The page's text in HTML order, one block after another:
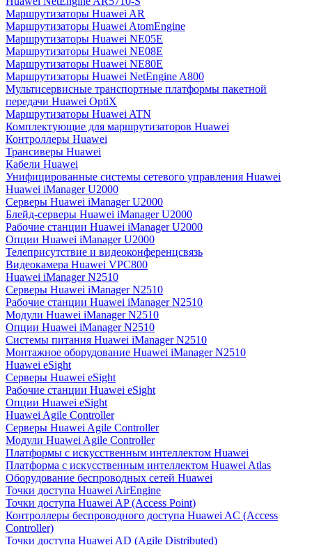
Маршрутизаторы Huawei AR
Маршрутизаторы Huawei AtomEngine
Маршрутизаторы Huawei NE05E
Маршрутизаторы Huawei NE08E
Маршрутизаторы Huawei NE80E
Маршрутизаторы Huawei NetEngine A800
Мультисервисные транспортные платформы пакетной
передачи Huawei OptiX
Маршрутизаторы Huawei ATN
Комплектующие для маршрутизаторов Huawei
Контроллеры Huawei
Трансиверы Huawei
Кабели Huawei
Унифицированные системы сетевого управления Huawei
Huawei iManager U2000
Серверы Huawei iManager U2000
Блейд-серверы Huawei iManager U2000
Рабочие станции Huawei iManager U2000
Опции Huawei iManager U2000
Телеприсутствие и видеоконференцсвязь
Видеокамера Huawei VPC800
Huawei iManager N2510
Серверы Huawei iManager N2510
Рабочие станции Huawei iManager N2510
Модули Huawei iManager N2510
Опции Huawei iManager N2510
Системы питания Huawei iManager N2510
Монтажное оборудование Huawei iManager N2510
Huawei eSight
Серверы Huawei eSight
Рабочие станции Huawei eSight
Опции Huawei eSight
Huawei Agile Controller
Серверы Huawei Agile Controller
Модули Huawei Agile Controller
Платформы с искусственным интеллектом Huawei
Платформа с искусственным интеллектом Huawei Atlas
Оборудование беспроводных сетей Huawei
Точки доступа Huawei AirEngine
Точки доступа Huawei AP (Access Point)
Контроллеры беспроводного доступа Huawei AC (Access
Controller)
Точки доступа Huawei AD (Agile Distributed)